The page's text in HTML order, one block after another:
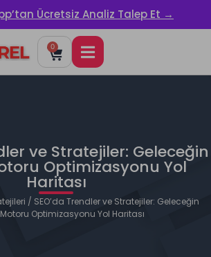
Ücretsiz Analiz Talep Et →
0
ve Stratejiler: Geleceğin
Optimizasyonu Yol
Haritası
/ SEO’da Trendler ve Stratejiler: Geleceğin
Optimizasyonu Yol Haritası